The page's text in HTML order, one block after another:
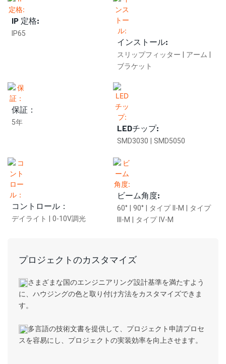
IP 定格:
IP65
インストール:
スリップフィッター | アーム |
ブラケット
保証：
5年
LEDチップ:
SMD3030 | SMD5050
コントロール：
デイライト | 0-10V調光
ビーム角度:
60° | 90° | タイプ II-M | タイプ
III-M | タイプ IV-M
プロジェクトのカスタマイズ
さまざまな国のエンジニアリング設計基準を満たすよう
に、ハウジングの色と取り付け方法をカスタマイズできま
す。
多言語の技術文書を提供して、プロジェクト申請プロセ
スを容易にし、プロジェクトの実装効率を向上させます。